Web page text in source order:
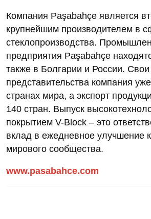
Компания Paşabahçe является
крупнейшим производителем в
стеклопроизводства.
предприятия Paşabahçe
также в Болгарии и России. Свои
представительства компания
странах мира, а экспорт
140 стран. Выпуск
покрытием V-Block – это
вклад в ежедневное улучшение
мирового сообщества.
www.pasabahce.com